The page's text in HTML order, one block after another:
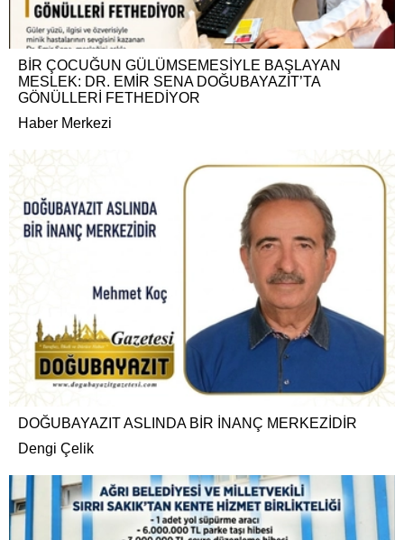
BİR ÇOCUĞUN GÜLÜMSEMESİYLE BAŞLAYAN
MESLEK: DR. EMİR SENA DOĞUBAYAZIT’TA
GÖNÜLLERİ FETHEDİYOR
Haber Merkezi
DOĞUBAYAZIT ASLINDA BİR İNANÇ MERKEZİDİR
Dengi Çelik